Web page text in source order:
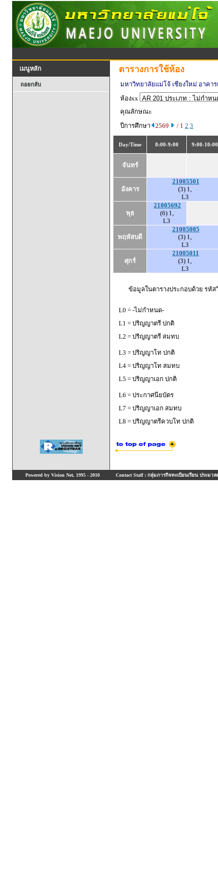
เมนูหลัก
ถอยกลับ
ตารางการใช้ห้อง
มหาวิทยาลัยแม่โจ้ เชียงใหม่ อาคา
ห้องxx
คุณลักษณะ
ปีการศึกษา
2569 / 1 2 3
Day/Time 8:00-9:00 9:00-10:00
จันทร์
อังคาร
21005501
(3) 1,
L3
พุธ
21005692
(6) 1,
L3
พฤหัสบดี
21005005
(3) 1,
L3
ศุกร์
21005011
(3) 1,
L3
ข้อมูลในตารางประกอบด้วย รหั
L0 = -ไม่กำหนด-
L1 = ปริญญาตรี ปกติ
L2 = ปริญญาตรี สมทบ
L3 = ปริญญาโท ปกติ
L4 = ปริญญาโท สมทบ
L5 = ปริญญาเอก ปกติ
L6 = ประกาศนียบัตร
L7 = ปริญญาเอก สมทบ
L8 = ปริญญาตรีควบโท ปกติ
Powered by Vision Net, 1995 - 2010 Contact Staff : กลุ่มภารกิจทะเบียนเรียน ประมวล